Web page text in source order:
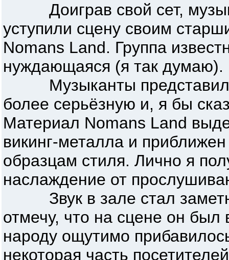
Доиграв свой сет,
уступили сцену своим
Nomans Land. Группа
нуждающаяся (я так думаю).
Музыканты представили
более серьёзную и, я бы
Материал Nomans Land
викинг-металла и
образцам стиля. Лично я
наслаждение от
Звук в зале стал
отмечу, что на сцене он
народу ощутимо
некоторая часть